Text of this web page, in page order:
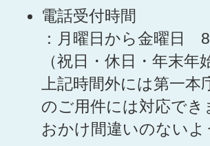
電話受付時間
：月曜日から金曜日
（祝日・休日・年末年
上記時間外には第一本
のご用件には対応でき
おかけ間違いのない